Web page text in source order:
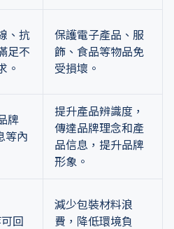
、抗
足不
。
保護電子產品、服
飾、食品等物品免
受損壞。
牌
等內
提升產品辨識度，
傳達品牌理念和產
品信息，提升品牌
形象。
回
減少包裝材料浪
費，降低環境負